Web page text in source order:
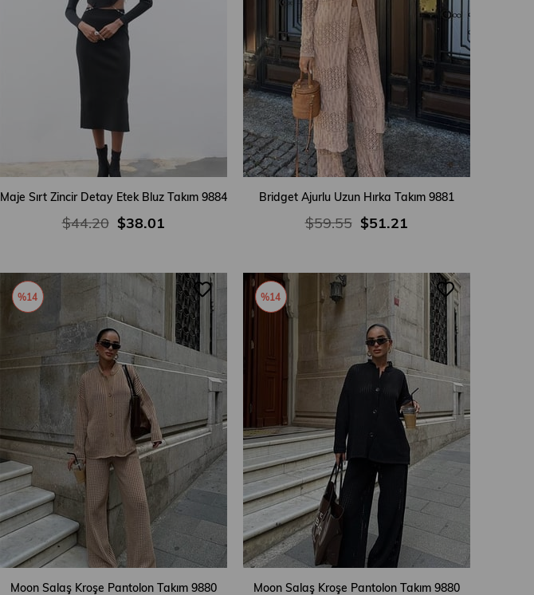
Maje Sırt Zincir Detay Etek Bluz Takım 9884
$38.01
$44.20
Bridget Ajurlu Uzun Hırka Takım 9881
$51.21
$59.55
Moon Salaş Kroşe Pantolon Takım 9880
%14
Moon Salaş Kroşe Pantolon Takım 9880
%14